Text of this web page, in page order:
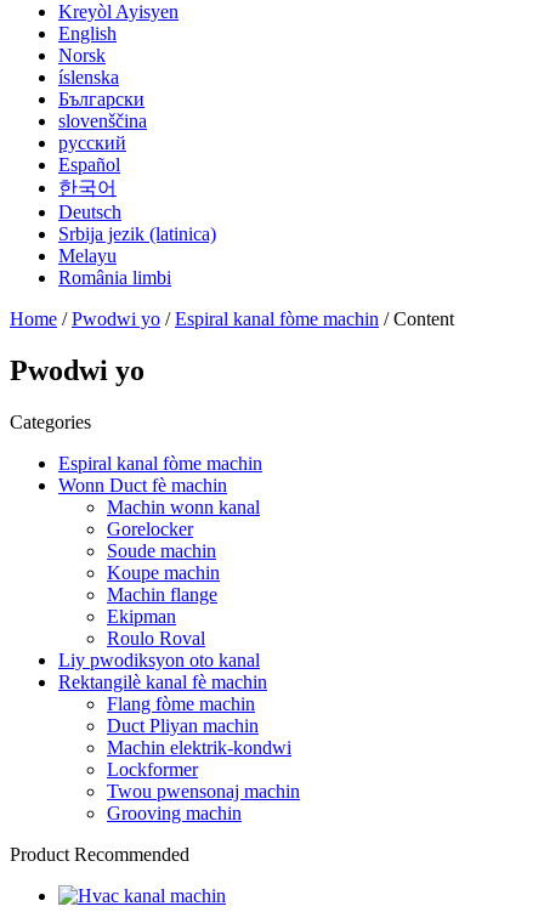
Kreyòl Ayisyen
English
Norsk
íslenska
Български
slovenščina
русский
Español
한국어
Deutsch
Srbija jezik (latinica)
Melayu
România limbi
Home /Pwodwi yo /Espiral kanal fòme machin / Content
Pwodwi yo
Categories
Espiral kanal fòme machin
Wonn Duct fè machin
Machin wonn kanal
Gorelocker
Soude machin
Koupe machin
Machin flange
Ekipman
Roulo Roval
Liy pwodiksyon oto kanal
Rektangilè kanal fè machin
Flang fòme machin
Duct Pliyan machin
Machin elektrik-kondwi
Lockformer
Twou pwensonaj machin
Grooving machin
Product Recommended